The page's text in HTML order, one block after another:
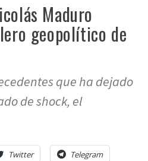
Maduro
geopolítico de
que ha dejado
de shock, el
Twitter Telegram